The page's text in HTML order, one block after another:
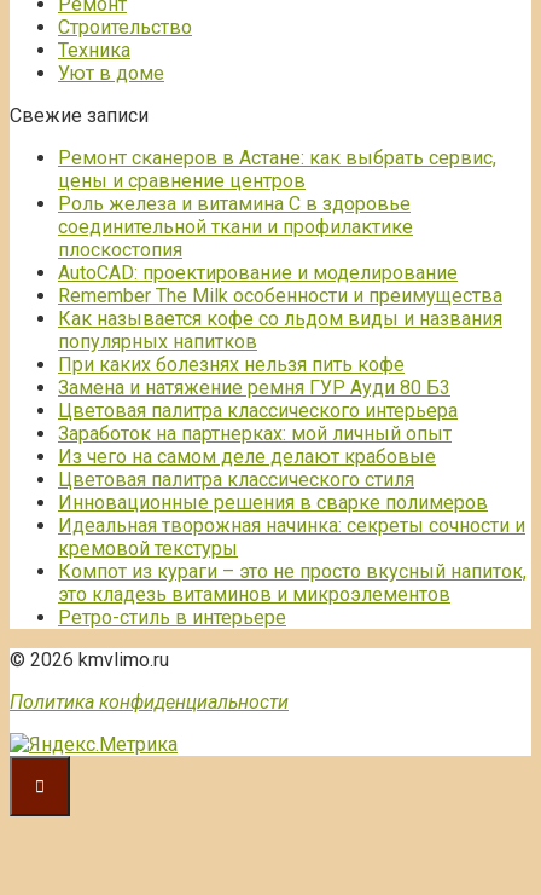
Строительство
Техника
Уют в доме
Свежие записи
Ремонт сканеров в Астане: как выбрать сервис,
цены и сравнение центров
Роль железа и витамина С в здоровье
соединительной ткани и профилактике
плоскостопия
AutoCAD: проектирование и моделирование
Remember The Milk особенности и преимущества
Как называется кофе со льдом виды и названия
популярных напитков
При каких болезнях нельзя пить кофе
Замена и натяжение ремня ГУР Ауди 80 Б3
Цветовая палитра классического интерьера
Заработок на партнерках: мой личный опыт
Из чего на самом деле делают крабовые
Цветовая палитра классического стиля
Инновационные решения в сварке полимеров
Идеальная творожная начинка: секреты сочности и
кремовой текстуры
Компот из кураги – это не просто вкусный напиток,
это кладезь витаминов и микроэлементов
Ретро-стиль в интерьере
© 2026 kmvlimo.ru
Политика конфиденциальности